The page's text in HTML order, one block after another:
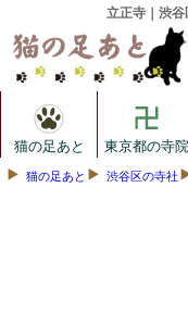
立正寺｜渋
猫の足あと 東京都の寺院
猫の足あと 渋谷区の寺社